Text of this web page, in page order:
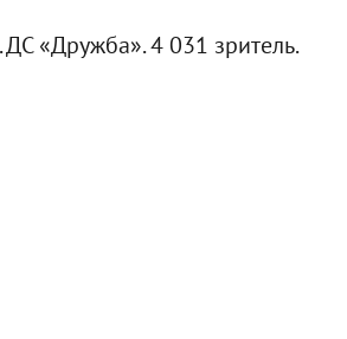
«Дружба». 4 031 зритель.